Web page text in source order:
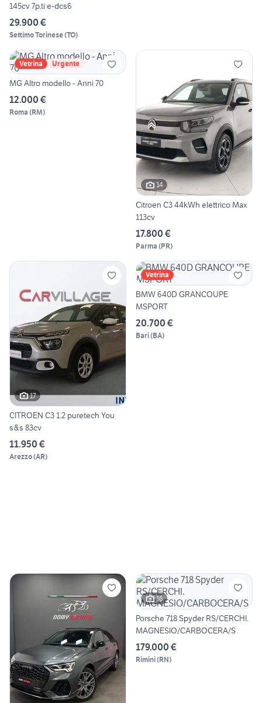
145cv 7p.ti e-dcs6
29.900 €
Settimo Torinese(TO)
Vetrina Urgente
MG Altro modello - Anni 70
12.000 €
Roma (RM)
14
Citroen C3 44kWh elettrico Max
113cv
17.800 €
Parma (PR)
17
CITROEN C3 1.2 puretech You
s&s 83cv
11.950 €
Arezzo(AR)
Vetrina
BMW 640D GRANCOUPE
MSPORT
20.700 €
Bari(BA)
16
Porsche 718 Spyder RS/CERCHI.
MAGNESIO/CARBOCERA/S
179.000 €
Rimini(RN)